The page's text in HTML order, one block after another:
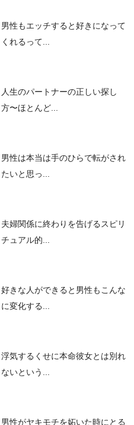
男性もエッチすると好きになって
くれるって...
人生のパートナーの正しい探し
方〜ほとんど...
男性は本当は手のひらで転がされ
たいと思っ...
夫婦関係に終わりを告げるスピリ
チュアル的...
好きな人ができると男性もこんな
に変化する...
浮気するくせに本命彼女とは別れ
ないという...
男性がヤキモチを妬いた時にとる